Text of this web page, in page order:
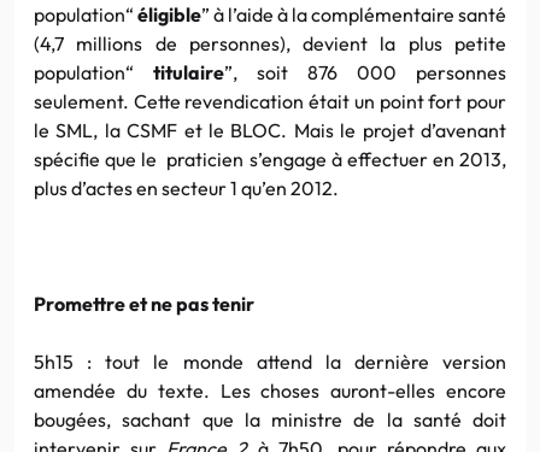
population“ éligible” à l’aide à la complémentaire santé
(4,7 millions de personnes), devient la plus petite
population“ titulaire”, soit 876 000 personnes
seulement. Cette revendication était un point fort pour
le SML, la CSMF et le BLOC. Mais le projet d’avenant
spécifie que le praticien s’engage à effectuer en 2013,
plus d’actes en secteur 1 qu’en 2012.
Promettre et ne pas tenir
5h15 : tout le monde attend la dernière version
amendée du texte. Les choses auront-elles encore
bougées, sachant que la ministre de la santé doit